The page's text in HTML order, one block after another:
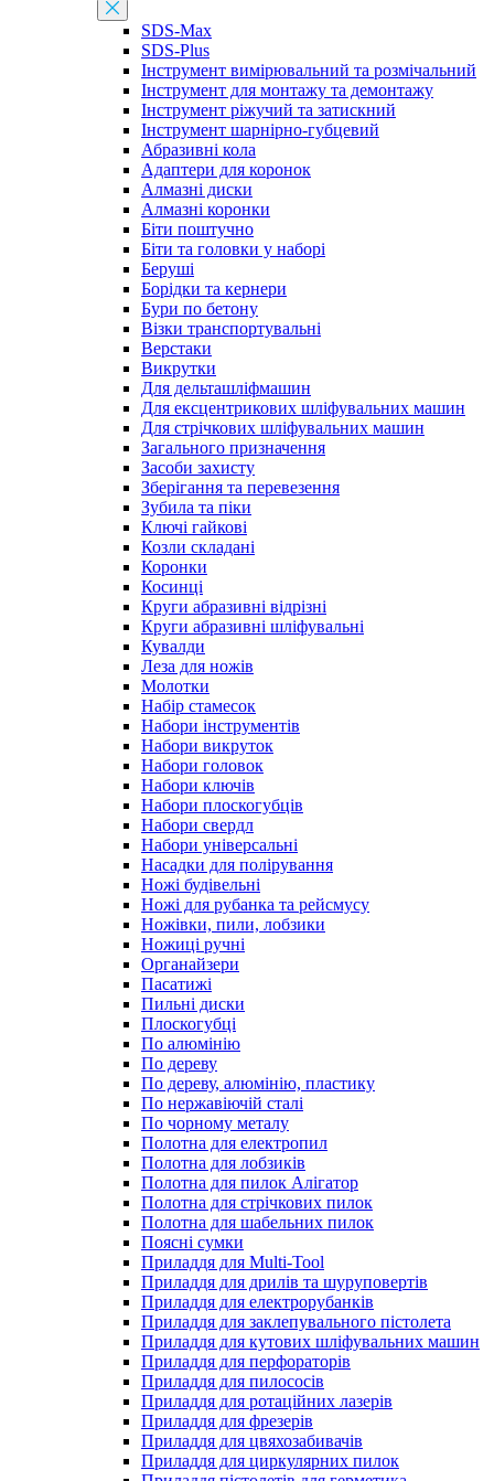
SDS-Max
SDS-Plus
Інструмент вимірювальний та розмічальний
Інструмент для монтажу та демонтажу
Інструмент ріжучий та затискний
Інструмент шарнірно-губцевий
Абразивні кола
Адаптери для коронок
Алмазні диски
Алмазні коронки
Біти поштучно
Біти та головки у наборі
Беруші
Борідки та кернери
Бури по бетону
Візки транспортувальні
Верстаки
Викрутки
Для дельташліфмашин
Для ексцентрикових шліфувальних машин
Для стрічкових шліфувальних машин
Загального призначення
Засоби захисту
Зберігання та перевезення
Зубила та піки
Ключі гайкові
Козли складані
Коронки
Косинці
Круги абразивні відрізні
Круги абразивні шліфувальні
Кувалди
Леза для ножів
Молотки
Набір стамесок
Набори інструментів
Набори викруток
Набори головок
Набори ключів
Набори плоскогубців
Набори свердл
Набори універсальні
Насадки для полірування
Ножі будівельні
Ножі для рубанка та рейсмусу
Ножівки, пили, лобзики
Ножиці ручні
Органайзери
Пасатижі
Пильні диски
Плоскогубці
По алюмінію
По дереву
По дереву, алюмінію, пластику
По нержавіючій сталі
По чорному металу
Полотна для електропил
Полотна для лобзиків
Полотна для пилок Алігатор
Полотна для стрічкових пилок
Полотна для шабельних пилок
Поясні сумки
Приладдя для Multi-Tool
Приладдя для дрилів та шуруповертів
Приладдя для електрорубанків
Приладдя для заклепувального пістолета
Приладдя для кутових шліфувальних машин
Приладдя для перфораторів
Приладдя для пилососів
Приладдя для ротаційних лазерів
Приладдя для фрезерів
Приладдя для цвяхозабивачів
Приладдя для циркулярних пилок